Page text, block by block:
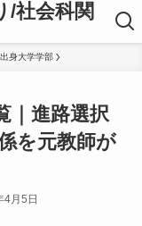
/社会科関
身大学学部
｜進路選択
を元教師が
4月5日